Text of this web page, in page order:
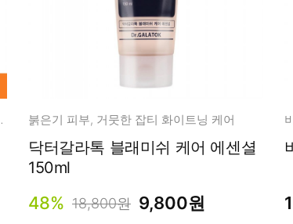
집중관리 붉은기 피부, 거뭇한 잡티 화이트닝 케어
닥터갈라톡 블래미쉬 케어 에센셜
150ml
48% 18,800원 9,800원